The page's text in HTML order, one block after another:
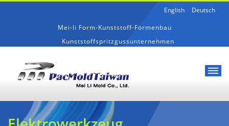
English
Deutsch
Mei-li Form-Kunststoff-Formenbau
Kunststoffspritzgussunternehmen
Mei-
Form-
Elektrowerkzeug
Kunststoffform